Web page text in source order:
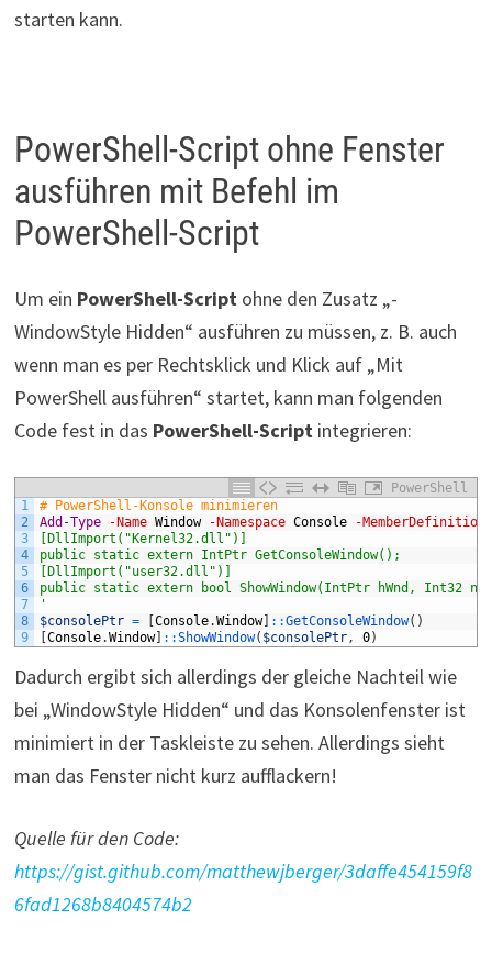
starten kann.
PowerShell-Script ohne Fenster
ausführen mit Befehl im
PowerShell-Script
Um ein PowerShell-Scriptohne den Zusatz „-
WindowStyle Hidden“ ausführen zu müssen, z. B. auch
wenn man es per Rechtsklick und Klick auf „Mit
PowerShell ausführen“ startet, kann man folgenden
Code fest in das PowerShell-Scriptintegrieren:
PowerShell
1
2
3
4
5
6
7
8
9
# PowerShell-Konsole minimieren
Add-Type
-Name Window -Namespace Console
-MemberDefinition
[DllImport("Kernel32.dll")]
public static extern IntPtr GetConsoleWindow();
[DllImport("user32.dll")]
public static extern bool ShowWindow(IntPtr hWnd, Int32
'
$consolePtr = Console.Window] ::GetConsoleWindow( )
Console.Window] ::ShowWindow( $consolePtr, 0)
Dadurch ergibt sich allerdings der gleiche Nachteil wie
bei „WindowStyle Hidden“ und das Konsolenfenster ist
minimiert in der Taskleiste zu sehen. Allerdings sieht
man das Fenster nicht kurz aufflackern!
Quelle für den Code:
https://gist.github.com/matthewjberger/3daffe454159f8
6fad1268b8404574b2